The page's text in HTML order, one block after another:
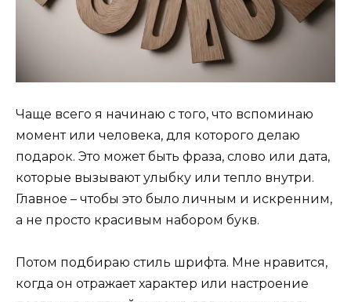
Чаще всего я начинаю с того, что вспоминаю
момент или человека, для которого делаю
подарок. Это может быть фраза, слово или дата,
которые вызывают улыбку или тепло внутри.
Главное – чтобы это было личным и искренним,
а не просто красивым набором букв.
Потом подбираю стиль шрифта. Мне нравится,
когда он отражает характер или настроение